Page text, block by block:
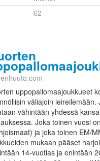
62
uppopallomaajoukkueet
väliajoin leireilemään.
vähintään yhdessä
Joka toinen vuosi
ja joka toinen EM/
mukaan pääset
14-vuotias ja enintään